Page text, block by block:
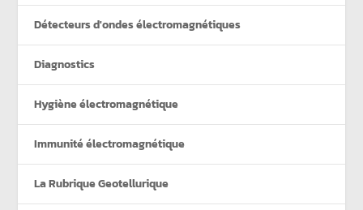
Détecteurs d'ondes électromagnétiques
Diagnostics
Hygiène électromagnétique
Immunité électromagnétique
La Rubrique Geotellurique